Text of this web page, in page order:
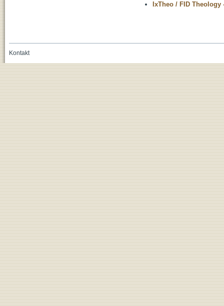
IxTheo / FID Theology
Kontakt